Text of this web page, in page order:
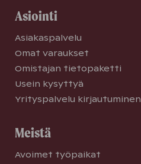
Asiointi
Asiakaspalvelu
Omat varaukset
Omistajan tietopaketti
Usein kysyttyä
Yrityspalvelu kirjautuminen
Meistä
Avoimet työpaikat